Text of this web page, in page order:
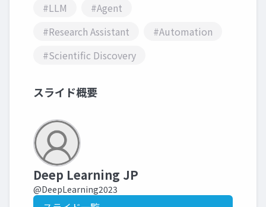
#LLM
#Agent
#Research Assistant
#Automation
#Scientific Discovery
スライド概要
Deep Learning JP
@DeepLearning2023